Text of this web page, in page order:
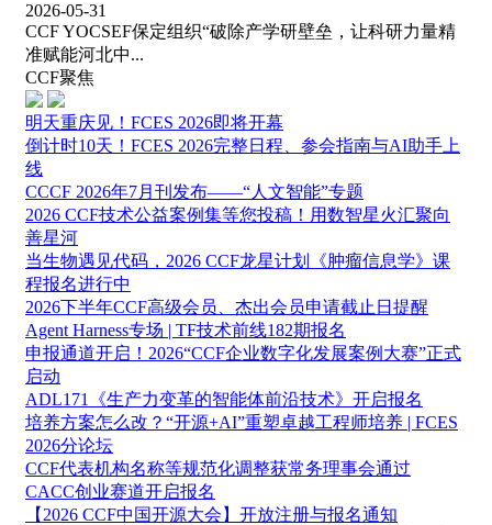
2026-05-31
CCF YOCSEF保定组织“破除产学研壁垒，让科研力量精
准赋能河北中...
CCF聚焦
​明天重庆见！FCES 2026即将开幕
倒计时10天！FCES 2026完整日程、参会指南与AI助手上
线
CCCF 2026年7月刊发布——“人文智能”专题
2026 CCF技术公益案例集等您投稿！用数智星火汇聚向
善星河
当生物遇见代码，2026 CCF龙星计划《肿瘤信息学》课
程报名进行中
2026下半年CCF高级会员、杰出会员申请截止日提醒
Agent Harness专场 | TF技术前线182期报名
申报通道开启！2026“CCF企业数字化发展案例大赛”正式
启动
ADL171《生产力变革的智能体前沿技术》开启报名
培养方案怎么改？“开源+AI”重塑卓越工程师培养 | FCES
2026分论坛
CCF代表机构名称等规范化调整获常务理事会通过
CACC创业赛道开启报名
【2026 CCF中国开源大会】开放注册与报名通知